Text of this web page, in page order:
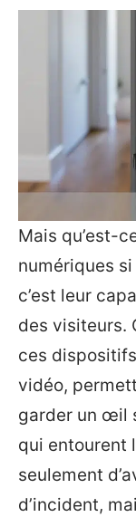
Mais qu’est-
numériques
c’est leur
des visiteurs.
ces
vidéo,
garder un œil
qui entourent
seulement
d’incident,